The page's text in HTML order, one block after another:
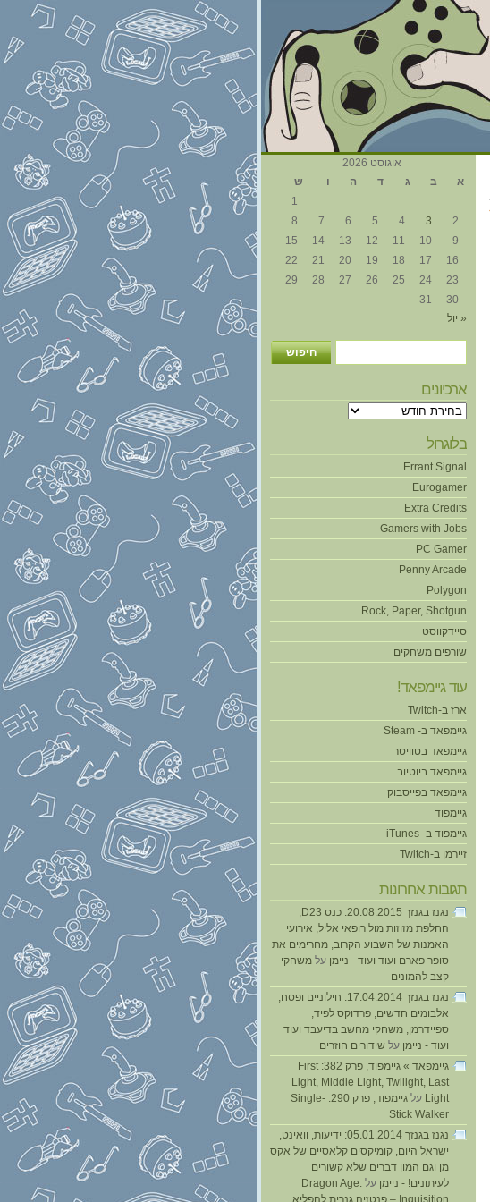
אוגוסט 2026
א
ב ג ד ה ו
ש
1
2
3
4
5
6
7
8
9
10
11
12
13
14
15
16
17
18
19
20
21
22
23
24
25
26
27
28
29
30
31
« יול
ארכיונים
ארכיונים
בלוגרול
Errant Signal
Eurogamer
Extra Credits
Gamers with Jobs
PC Gamer
Penny Arcade
Polygon
Rock, Paper, Shotgun
סיידקווסט
שורפים משחקים
עוד גיימפאד!
ארז ב-Twitch
גיימפאד ב- Steam
גיימפאד בטוויטר
גיימפאד ביוטיוב
גיימפאד בפייסבוק
גיימפוד
גיימפוד ב- iTunes
זיירמן ב-Twitch
תגובות אחרונות
נגנז בגנזך 20.08.2015: כנס D23,
החלפת מזוזות מול רופאי אליל, אירועי
האמנות של השבוע הקרוב, מחרימים את
סופר פארם ועוד ועוד - ניימן על משחקי
קצב להמונים
נגנז בגנזך 17.04.2014: חילוניים ופסח,
אלבומים חדשים, פרדוקס לפיד,
ספיידרמן, משחקי מחשב בדיעבד ועוד
ועוד - ניימן על שידורים חוזרים
גיימפאד » גיימפוד, פרק 382: First
Light, Middle Light, Twilight, Last
Light על
גיימפוד, פרק 290: Single-
Stick Walker
נגנז בגנזך 05.01.2014: ידיעות, וואינט,
ישראל היום, קומיקסים קלאסיים של אקס
מן וגם המון דברים שלא קשורים
לעיתונים! - ניימן על Dragon Age:
Inquisition – פנטזיה גנרית להפליא